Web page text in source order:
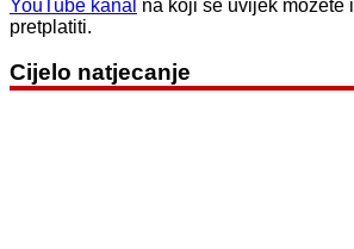
YouTube kanal na koji se uvijek možete i
pretplatiti.
Cijelo natjecanje